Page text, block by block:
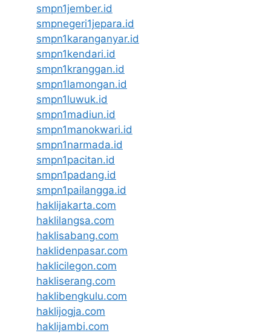
smpn1jember.id
smpnegeri1jepara.id
smpn1karanganyar.id
smpn1kendari.id
smpn1kranggan.id
smpn1lamongan.id
smpn1luwuk.id
smpn1madiun.id
smpn1manokwari.id
smpn1narmada.id
smpn1pacitan.id
smpn1padang.id
smpn1pailangga.id
haklijakarta.com
haklilangsa.com
haklisabang.com
haklidenpasar.com
haklicilegon.com
hakliserang.com
haklibengkulu.com
haklijogja.com
haklijambi.com